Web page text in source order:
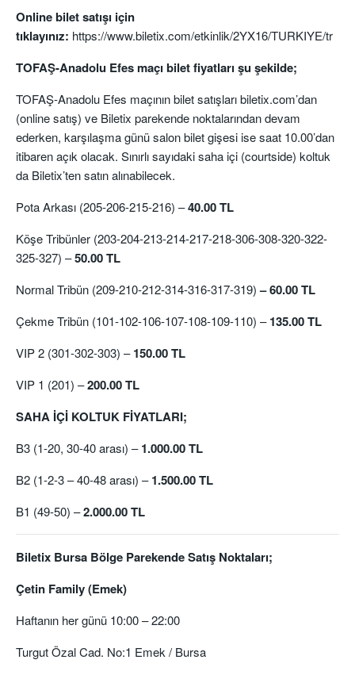
Online bilet satışı için
tıklayınız: https://www.biletix.com/etkinlik/2YX16/TURKIYE/tr
TOFAŞ-Anadolu Efes maçı bilet fiyatları şu şekilde;
TOFAŞ-Anadolu Efes maçının bilet satışlarıbiletix.com’dan
(online satış) ve Biletix parekende noktalarından devam
ederken, karşılaşma günü salon bilet gişesi ise saat 10.00’dan
itibaren açık olacak. Sınırlı sayıdaki saha içi (courtside) koltuk
da Biletix’ten satın alınabilecek.
Pota Arkası (205-206-215-216) –40.00 TL
Köşe Tribünler (203-204-213-214-217-218-306-308-320-322-
325-327) –50.00 TL
Normal Tribün (209-210-212-314-316-317-319)– 60.00 TL
Çekme Tribün (101-102-106-107-108-109-110) –135.00 TL
VIP 2 (301-302-303) –150.00 TL
VIP 1 (201) –200.00 TL
SAHA İÇİ KOLTUK FİYATLARI;
B3 (1-20, 30-40 arası) –1.000.00 TL
B2 (1-2-3 – 40-48 arası) –1.500.00 TL
B1 (49-50) –2.000.00 TL
Biletix Bursa Bölge Parekende Satış Noktaları;
Çetin Family (Emek)
Haftanın her günü 10:00 – 22:00
Turgut Özal Cad. No:1 Emek / Bursa